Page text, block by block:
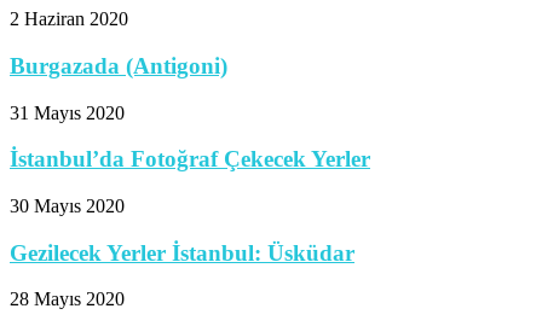
2 Haziran 2020
Burgazada (Antigoni)
31 Mayıs 2020
İstanbul’da Fotoğraf Çekecek Yerler
30 Mayıs 2020
Gezilecek Yerler İstanbul: Üsküdar
28 Mayıs 2020